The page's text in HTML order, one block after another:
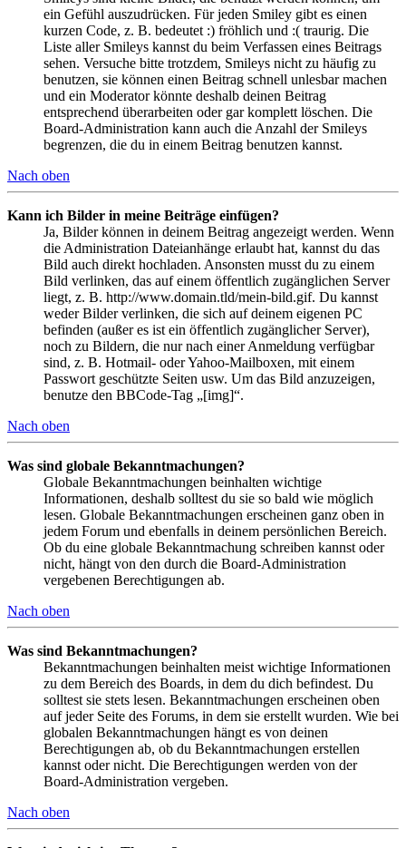
ein Gefühl auszudrücken. Für jeden Smiley gibt es einen
kurzen Code, z. B. bedeutet :) fröhlich und :( traurig. Die
Liste aller Smileys kannst du beim Verfassen eines Beitrags
sehen. Versuche bitte trotzdem, Smileys nicht zu häufig zu
benutzen, sie können einen Beitrag schnell unlesbar machen
und ein Moderator könnte deshalb deinen Beitrag
entsprechend überarbeiten oder gar komplett löschen. Die
Board-Administration kann auch die Anzahl der Smileys
begrenzen, die du in einem Beitrag benutzen kannst.
Nach oben
Kann ich Bilder in meine Beiträge einfügen?
Ja, Bilder können in deinem Beitrag angezeigt werden. Wenn
die Administration Dateianhänge erlaubt hat, kannst du das
Bild auch direkt hochladen. Ansonsten musst du zu einem
Bild verlinken, das auf einem öffentlich zugänglichen Server
liegt, z. B. http://www.domain.tld/mein-bild.gif. Du kannst
weder Bilder verlinken, die sich auf deinem eigenen PC
befinden (außer es ist ein öffentlich zugänglicher Server),
noch zu Bildern, die nur nach einer Anmeldung verfügbar
sind, z. B. Hotmail- oder Yahoo-Mailboxen, mit einem
Passwort geschützte Seiten usw. Um das Bild anzuzeigen,
benutze den BBCode-Tag „[img]“.
Nach oben
Was sind globale Bekanntmachungen?
Globale Bekanntmachungen beinhalten wichtige
Informationen, deshalb solltest du sie so bald wie möglich
lesen. Globale Bekanntmachungen erscheinen ganz oben in
jedem Forum und ebenfalls in deinem persönlichen Bereich.
Ob du eine globale Bekanntmachung schreiben kannst oder
nicht, hängt von den durch die Board-Administration
vergebenen Berechtigungen ab.
Nach oben
Was sind Bekanntmachungen?
Bekanntmachungen beinhalten meist wichtige Informationen
zu dem Bereich des Boards, in dem du dich befindest. Du
solltest sie stets lesen. Bekanntmachungen erscheinen oben
auf jeder Seite des Forums, in dem sie erstellt wurden. Wie bei
globalen Bekanntmachungen hängt es von deinen
Berechtigungen ab, ob du Bekanntmachungen erstellen
kannst oder nicht. Die Berechtigungen werden von der
Board-Administration vergeben.
Nach oben